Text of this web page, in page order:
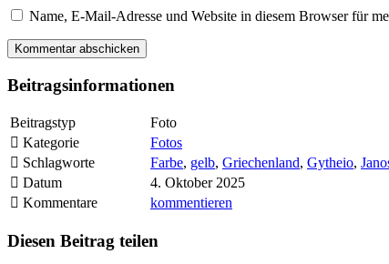
Name, E-Mail-Adresse und Website in diesem Browser für
Beitragsinformationen
Beitragstyp
Foto
Kategorie
Fotos
Schlagworte
Farbe, gelb, Griechenland, Gytheio,
Datum
4. Oktober 2025
Kommentare
kommentieren
Diesen Beitrag teilen